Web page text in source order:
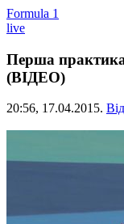
Formula 1
live
Перша
(ВІДЕО)
20:56, 17.04.2015.